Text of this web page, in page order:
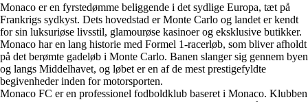
Monaco er en fyrstedømme beliggende i det sydlige Europa, tæt på
Frankrigs sydkyst. Dets hovedstad er Monte Carlo og landet er kendt
for sin luksuriøse livsstil, glamourøse kasinoer og eksklusive butikker.
Monaco har en lang historie med Formel 1-racerløb, som bliver afholdt
på det berømte gadeløb i Monte Carlo. Banen slanger sig gennem byen
og langs Middelhavet, og løbet er en af de mest prestigefyldte
begivenheder inden for motorsporten.
Monaco FC er en professionel fodboldklub baseret i Monaco. Klubben